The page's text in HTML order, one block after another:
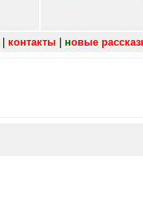
контакты новые